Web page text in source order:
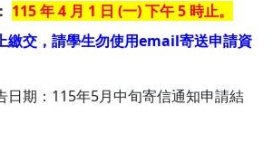
115 年 4 月 1 日 (一) 下午 5 時止。
繳交，請學生勿使用email寄送申請資
日期：115年5月中旬寄信通知申請結